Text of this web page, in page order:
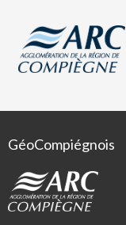
GéoCompiégnois